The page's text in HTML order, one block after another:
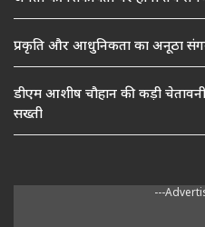
प्रकृति और आधुनिकता का अनूठा संगम
डीएम आशीष चौहान की कड़ी
सख्ती
---